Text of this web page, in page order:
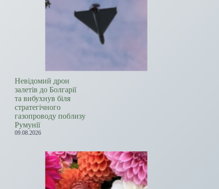
Невідомий дрон
залетів до Болгарії
та вибухнув біля
стратегічного
газопроводу поблизу
Румунії
09.08.2026